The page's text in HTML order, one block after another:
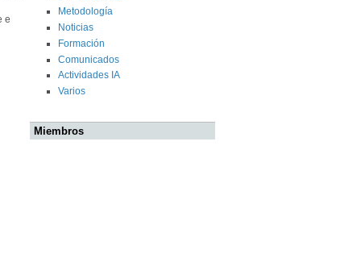
e
Metodología
Noticias
Formación
Comunicados
Actividades IA
Varios
Miembros